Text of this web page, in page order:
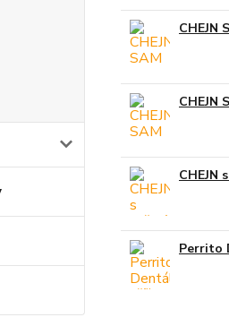
CHEJN
CHEJN
CHEJN
Perrito